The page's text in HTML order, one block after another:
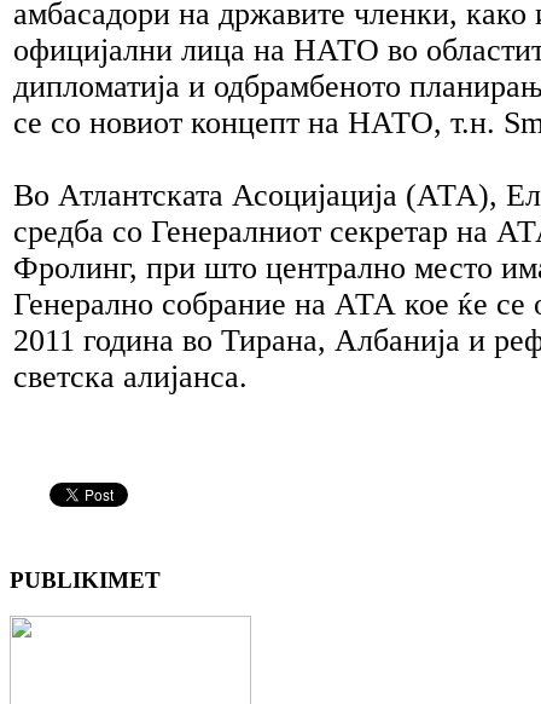
амбасадори на државите членки, како
официјални лица на НАТО во
дипломатија и одбрамбеното
се со новиот концепт на НАТО, т.н.
Во Атлантската Асоцијација (АТА),
средба со Генералниот секретар на
Фролинг, при што централно место
Генерално собрание на АТА кое ќе
2011 година во Тирана, Албанија и
светска алијанса.
PUBLIKIMET